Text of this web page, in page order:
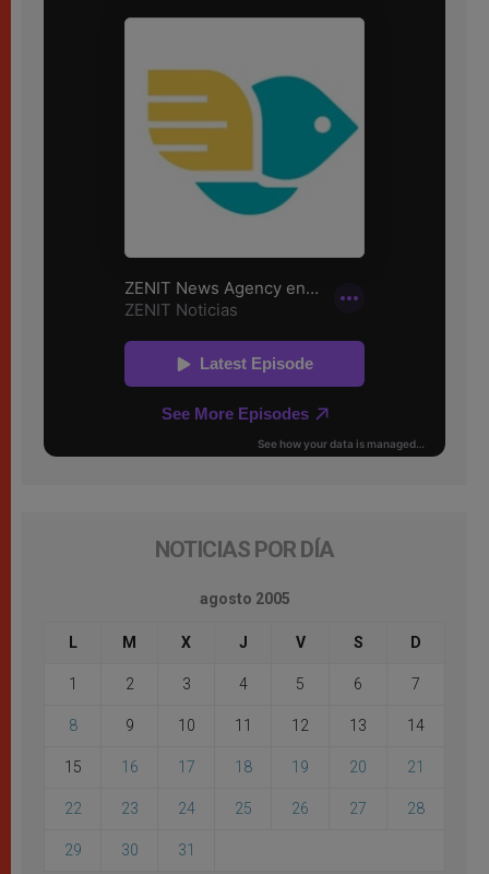
NOTICIAS POR DÍA
agosto 2005
L M X J V S D
1 2 3 4 5 6 7
8 9 10 11 12 13 14
15 16 17 18 19 20 21
22 23 24 25 26 27 28
29 30 31